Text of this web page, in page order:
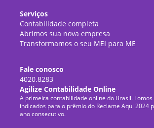
Serviços
Contabilidade completa
Abrimos sua nova empresa
Transformamos o seu MEI para ME
Fale conosco
4020.8283
Agilize Contabilidade Online
A primeira contabilidade online do Brasil. Fomos
indicados para o prêmio do Reclame Aqui 2024
ano consecutivo.